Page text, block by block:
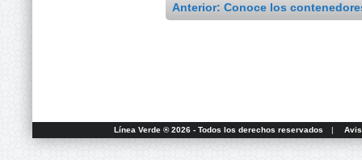
Anterior: Conoce los
Línea Verde ® 2026 - Todos los derechos reservados |